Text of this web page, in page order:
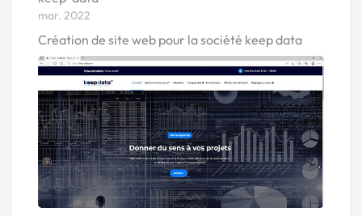
mar. 2022
Création de site web pour la société keep data